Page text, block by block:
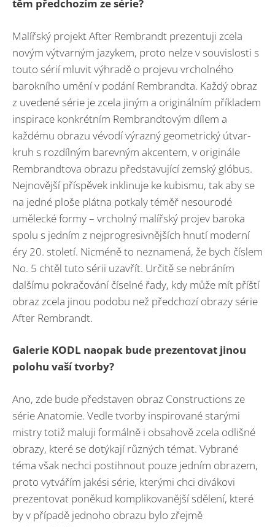
těm předchozím ze série?
Malířský projekt After Rembrandt prezentuji zcela
novým výtvarným jazykem, proto nelze v souvislosti s
touto sérií mluvit výhradě o projevu vrcholného
barokního umění v podání Rembrandta. Každý obraz
z uvedené série je zcela jiným a originálním příkladem
inspirace konkrétním Rembrandtovým dílem a
každému obrazu vévodí výrazný geometrický útvar-
kruh s rozdílným barevným akcentem, v originále
Rembrandtova obrazu představující zemský glóbus.
Nejnovější příspěvek inklinuje ke kubismu, tak aby se
na jedné ploše plátna potkaly téměř nesourodé
umělecké formy – vrcholný malířský projev baroka
spolu s jedním z nejprogresivnějších hnutí moderní
éry 20. století. Nicméně to neznamená, že bych číslem
No. 5 chtěl tuto sérii uzavřít. Určitě se nebráním
dalšímu pokračování číselné řady, kdy může mít příští
obraz zcela jinou podobu než předchozí obrazy série
After Rembrandt.
Galerie KODL naopak bude prezentovat jinou
polohu vaší tvorby?
Ano, zde bude představen obraz Constructions ze
série Anatomie. Vedle tvorby inspirované starými
mistry totiž maluji formálně i obsahově zcela odlišné
obrazy, které se dotýkají různých témat. Vybrané
téma však nechci postihnout pouze jedním obrazem,
proto vytvářím jakési série, kterými chci divákovi
prezentovat poněkud komplikovanější sdělení, které
by v případě jednoho obrazu bylo zřejmě